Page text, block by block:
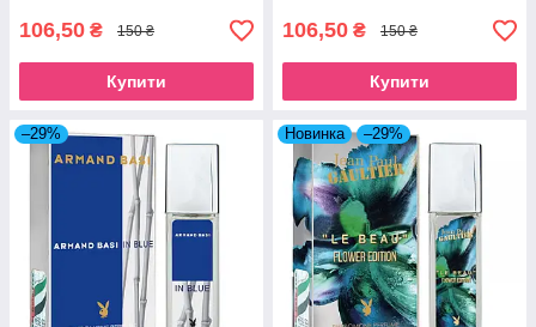
106,50 ₴ 150 ₴
Купити
106,50 ₴ 150 ₴
Купити
–29% Новинка –29%